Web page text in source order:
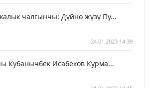
чалгынчы: Дүйнө жүзү Пу...
24.01.2023 14:39
Кубанычбек Исабеков Курма...